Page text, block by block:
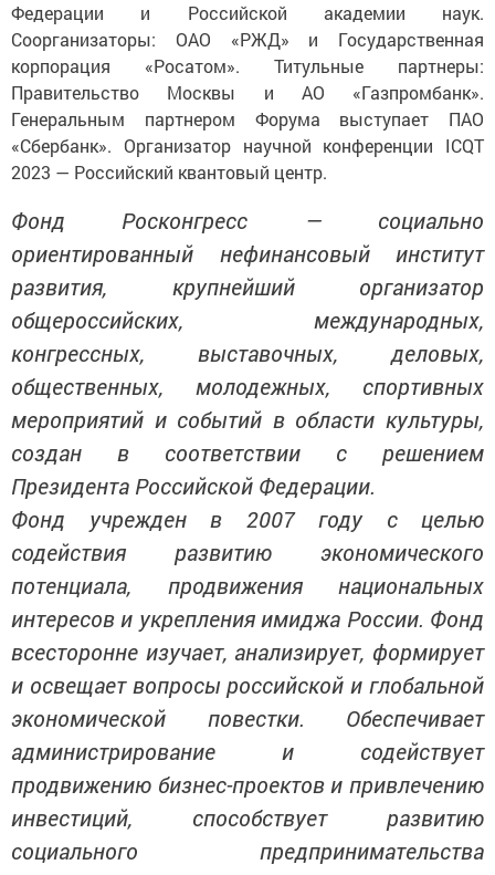
Федерации и Российской академии наук.
Соорганизаторы: ОАО «РЖД» и Государственная
корпорация «Росатом». Титульные партнеры:
Правительство Москвы и АО «Газпромбанк».
Генеральным партнером Форума выступает ПАО
«Сбербанк». Организатор научной конференции ICQT
2023 — Российский квантовый центр.
Фонд Росконгресс — социально
ориентированный нефинансовый институт
развития, крупнейший организатор
общероссийских, международных,
конгрессных, выставочных, деловых,
общественных, молодежных, спортивных
мероприятий и событий в области культуры,
создан в соответствии с решением
Президента Российской Федерации.
Фонд учрежден в 2007 году с целью
содействия развитию экономического
потенциала, продвижения национальных
интересов и укрепления имиджа России. Фонд
всесторонне изучает, анализирует, формирует
и освещает вопросы российской и глобальной
экономической повестки. Обеспечивает
администрирование и содействует
продвижению бизнес-проектов и привлечению
инвестиций, способствует развитию
социального предпринимательства